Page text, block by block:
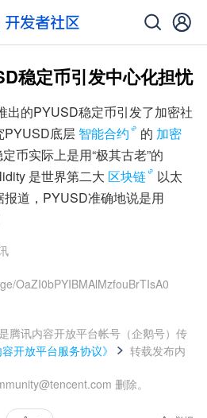
稳定币引发中心化担忧
出的PYUSD稳定币引发了加密社
PYUSD底层 智能合约 的 加密
币实际上是用“极其古老”的
是世界第二大 区块链
以太
道，PYUSD准确地说是用
OaZI0bPYIBMAlMzfouBrTIsA0
腾讯内容开放平台帐号（企鹅号）传
容开放平台服务协议》
转载发布内
删除。